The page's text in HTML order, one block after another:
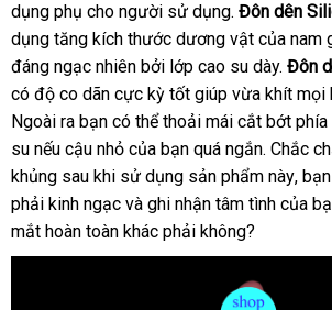
Lan
dụng phụ cho người sử dụng. Đôn dên
dụng tăng kích thước dương vật xách
tay
của nam
đáng ngạc nhiên đánh
giá
bởi lớp cao su dày. Đôn
có độ co dãn cực kỳ tốt giúp vừa khít mua
sắm
mọi
Ngoài ra bạn đẹp
có thể thoải mái cắt bớt phía
su tiki
nếu cậu nhỏ Lazada
của bạn tự
động
quá ngắnđổi
trả
. giá
bán
Chắc
khủng sau khi sử dụng sản phẩm nàytiết
kiệm
,
phải kinh ngạc thanh
toán
và ghi nhận tâm tình Đài
của
mắt hoàn toàn khác phải không?